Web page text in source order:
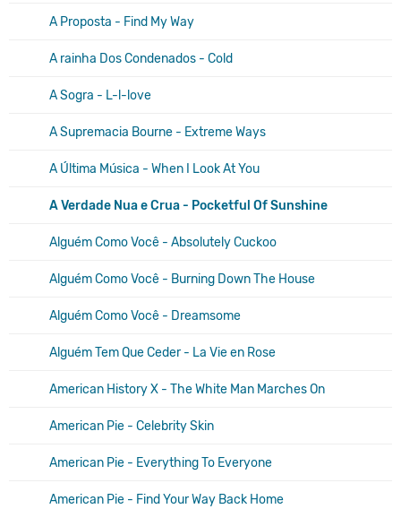
A Proposta - Find My Way
A rainha Dos Condenados - Cold
A Sogra - L-l-love
A Supremacia Bourne - Extreme Ways
A Última Música - When I Look At You
A Verdade Nua e Crua - Pocketful Of Sunshine
Alguém Como Você - Absolutely Cuckoo
Alguém Como Você - Burning Down The House
Alguém Como Você - Dreamsome
Alguém Tem Que Ceder - La Vie en Rose
American History X - The White Man Marches On
American Pie - Celebrity Skin
American Pie - Everything To Everyone
American Pie - Find Your Way Back Home